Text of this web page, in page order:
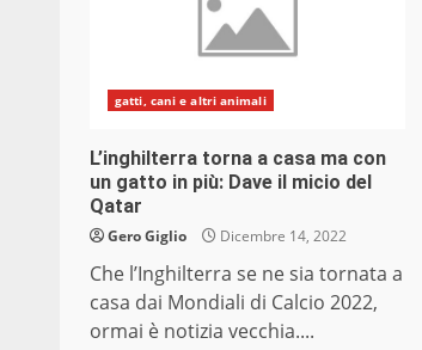
gatti, cani e altri animali
L’inghilterra torna a casa ma con
un gatto in più: Dave il micio del
Qatar
Gero Giglio Dicembre 14, 2022
Che l’Inghilterra se ne sia tornata a
casa dai Mondiali di Calcio 2022,
ormai è notizia vecchia....